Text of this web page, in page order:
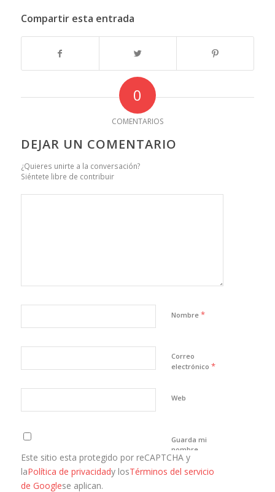
Compartir esta entrada
0
COMENTARIOS
DEJAR UN COMENTARIO
¿Quieres unirte a la conversación?
Siéntete libre de contribuir
Nombre *
Correo
electrónico *
Web
Guarda mi
nombre,
correo
electrónico y
Este sitio esta protegido por reCAPTCHA y
laPolítica de privacidady losTérminos del servicio
de Googlese aplican.